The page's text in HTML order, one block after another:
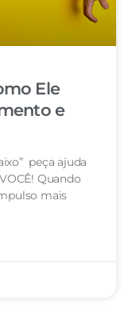
Ele
e
peça ajuda
Quando
mais